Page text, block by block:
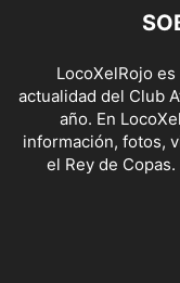
LocoXelRojo
actualidad del Club
año. En
información, fotos,
el Rey de